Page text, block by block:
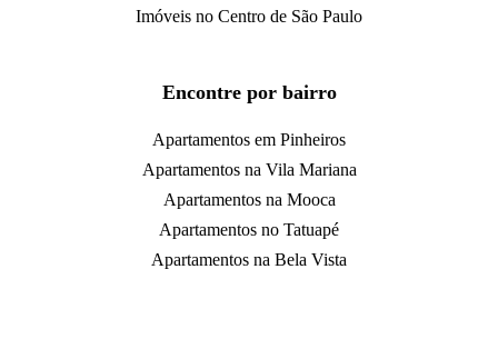
Imóveis no Centro de São Paulo
Encontre por bairro
Apartamentos em Pinheiros
Apartamentos na Vila Mariana
Apartamentos na Mooca
Apartamentos no Tatuapé
Apartamentos na Bela Vista